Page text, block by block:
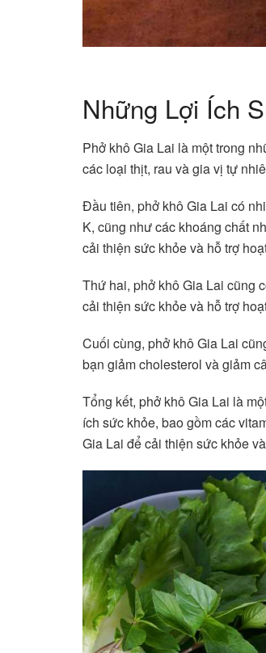
Những Lợi Ích
Phở khô Gia Lai là một trong
các loại thịt, rau và gia vị tự
Đầu tiên, phở khô Gia Lai có
K, cũng như các khoáng chất
cải thiện sức khỏe và hỗ trợ
Thứ hai, phở khô Gia Lai cũng
cải thiện sức khỏe và hỗ trợ
Cuối cùng, phở khô Gia Lai
bạn giảm cholesterol và giảm
Tổng kết, phở khô Gia Lai là
ích sức khỏe, bao gồm các
Gia Lai để cải thiện sức khỏe